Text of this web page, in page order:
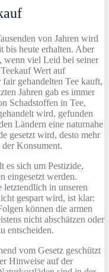
von Jahren wird
bis heute erhalten. Aber
wenn viel Leid bei seiner
Wert auf
gehandelten Tee kauft,
Jahren gab es immer
Schadstoffen in Tee,
wird, gefunden
Ländern eine naturnahe
gesetzt wird, desto mehr
Konsument.
es sich um Pestizide,
eingesetzt werden.
letztendlich in unseren
gespart wird, ist klar:
können die armen
nicht abschätzen oder
entscheiden.
vom Gesetz geschützt
Hinweise auf der